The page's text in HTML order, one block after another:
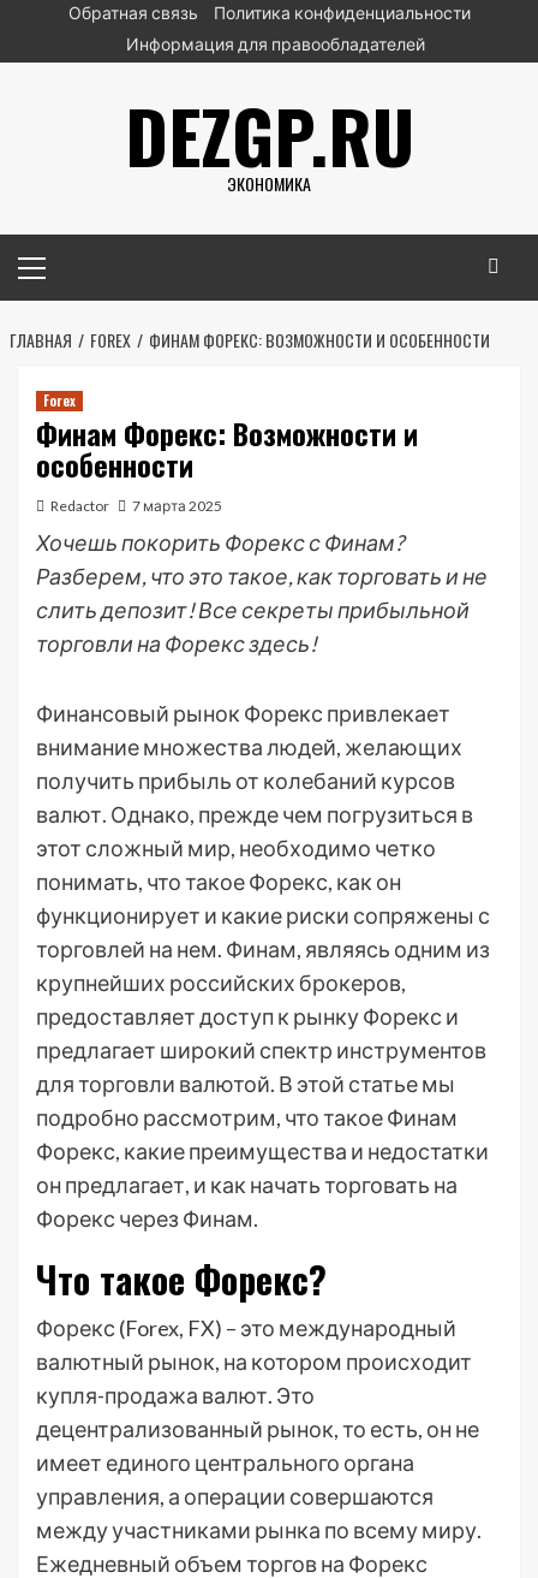
ПерейтиОбратная связь
Политика конфиденциальности
Информация для правообладателей
DEZGP.RU
ЭКОНОМИКА
меню
ГЛАВНАЯ FOREX ФИНАМ ФОРЕКС: ВОЗМОЖНОСТИ И ОСОБЕННОСТИ
Forex
Финам Форекс: Возможности и
особенности
Redactor 7 марта 2025
Хочешь покорить Форекс с Финам?
Разберем, что это такое, как торговать и не
слить депозит! Все секреты прибыльной
торговли на Форекс здесь!
Финансовый рынок Форекс привлекает
внимание множества людей, желающих
получить прибыль от колебаний курсов
валют. Однако, прежде чем погрузиться в
этот сложный мир, необходимо четко
понимать, что такое Форекс, как он
функционирует и какие риски сопряжены с
торговлей на нем. Финам, являясь одним из
крупнейших российских брокеров,
предоставляет доступ к рынку Форекс и
предлагает широкий спектр инструментов
для торговли валютой. В этой статье мы
подробно рассмотрим, что такое Финам
Форекс, какие преимущества и недостатки
он предлагает, и как начать торговать на
Форекс через Финам.
Что такое Форекс?
Форекс (Forex, FX) – это международный
валютный рынок, на котором происходит
купля-продажа валют. Это
децентрализованный рынок, то есть, он не
имеет единого центрального органа
управления, а операции совершаются
между участниками рынка по всему миру.
Ежедневный объем торгов на Форекс